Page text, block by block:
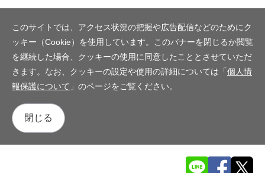
このサイトでは、アクセス状況の把握や広告配信などのためにク
ッキー（Cookie）を使用しています。このバナーを閉じるか閲覧
を継続した場合、クッキーの使用に同意したこととさせていただ
きます。なお、クッキーの設定や使用の詳細については「個人情
報保護について 」のページをご覧ください。
閉じる